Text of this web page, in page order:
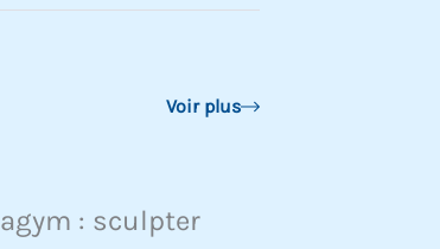
Voir plus
: sculpter